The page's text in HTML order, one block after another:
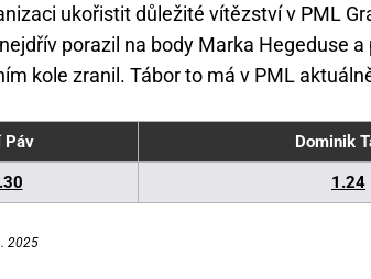
ukořistit důležité vítězství v PML
porazil na body Marka Hegeduse a
kole zranil. Tábor to má v PML
Páv Dominik
1.24
2025